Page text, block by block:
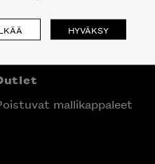
mallikappaleet
HYVÄKSY